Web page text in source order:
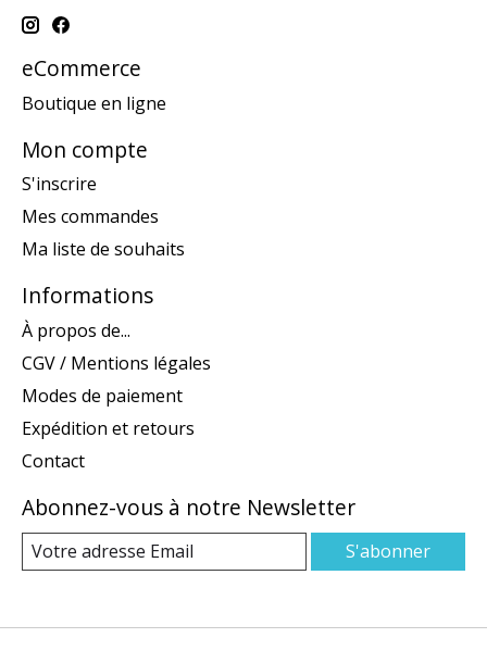
eCommerce
Boutique en ligne
Mon compte
S'inscrire
Mes commandes
Ma liste de souhaits
Informations
À propos de...
CGV / Mentions légales
Modes de paiement
Expédition et retours
Contact
Abonnez-vous à notre Newsletter
S'abonner